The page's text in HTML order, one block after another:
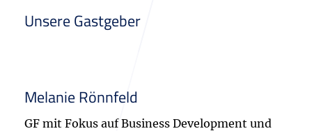
Unsere Gastgeber
Melanie Rönnfeld
GF mit Fokus auf Business Development und